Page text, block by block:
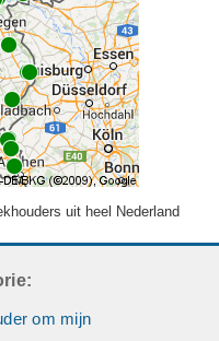
uit heel Nederland
om mijn